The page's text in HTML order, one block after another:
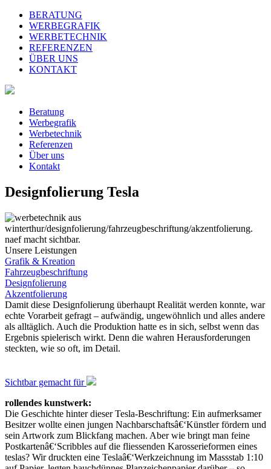
BERATUNG
WERBEGRAFIK
WERBETECHNIK
REFERENZEN
ÜBER UNS
KONTAKT
Beratung
Werbegrafik
Werbetechnik
Referenzen
Über uns
Kontakt
Designfolierung Tesla
Unsere Leistungen
Grafik & Kreation
Fahrzeugbeschriftung
Designfolierung
Akzentfolierung
Damit diese Designfolierung überhaupt Realität werden konnte, war
echte Vorarbeit gefragt – aufwändig, ungewöhnlich und alles andere
als alltäglich. Auch die Produktion hatte es in sich, selbst wenn das
Ergebnis spielerisch wirkt. Denn die wahren Herausforderungen
steckten, wie so oft, im Detail.
Sichtbar gemacht für
rollendes kunstwerk:
Die Geschichte hinter dieser Tesla-Beschriftung: Ein aufmerksamer
Besitzer wollte einen jungen Nachbarschaftsâ€‘Künstler fördern und
sein Artwork zum Blickfang machen. Aber wie bringt man feine
Postkartenâ€‘Scribbles auf die fliessenden Karosserieformen eines
teslas? Wir druckten eine Teslaâ€‘Werkzeichnung im Massstab 1:10